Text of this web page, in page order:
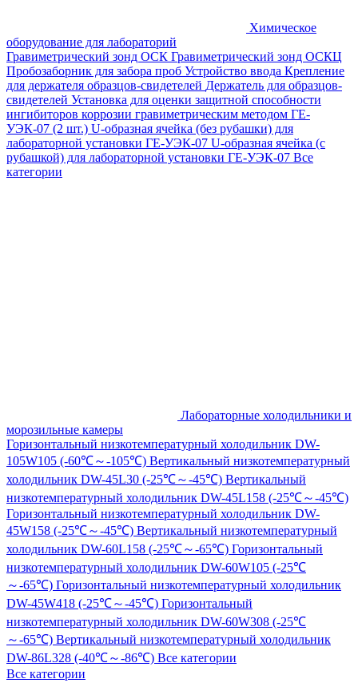
Химическое
оборудование для лабораторий
Гравиметрический зонд ОСК Гравиметрический зонд ОСКЦ
Пробозаборник для забора проб Устройство ввода Крепление
для держателя образцов-свидетелей Держатель для образцов-
свидетелей Установка для оценки защитной способности
ингибиторов коррозии гравиметрическим методом ГЕ-
УЭК-07 (2 шт.) U-образная ячейка (без рубашки) для
лабораторной установки ГЕ-УЭК-07 U-образная ячейка (с
рубашкой) для лабораторной установки ГЕ-УЭК-07 Все
категории
Лабораторные холодильники и
морозильные камеры
Горизонтальный низкотемпературный холодильник DW-
105W105 (-60℃～-105℃) Вертикальный низкотемпературный
холодильник DW-45L30 (-25℃～-45℃) Вертикальный
низкотемпературный холодильник DW-45L158 (-25℃～-45℃)
Горизонтальный низкотемпературный холодильник DW-
45W158 (-25℃～-45℃) Вертикальный низкотемпературный
холодильник DW-60L158 (-25℃～-65℃) Горизонтальный
низкотемпературный холодильник DW-60W105 (-25℃
～-65℃) Горизонтальный низкотемпературный холодильник
DW-45W418 (-25℃～-45℃) Горизонтальный
низкотемпературный холодильник DW-60W308 (-25℃
～-65℃) Вертикальный низкотемпературный холодильник
DW-86L328 (-40℃～-86℃) Все категории
Все категории